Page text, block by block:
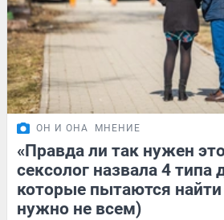
ОН И ОНА МНЕНИЕ
«Правда ли так нужен
сексолог назвала 4 типа
которые пытаются
нужно не всем)